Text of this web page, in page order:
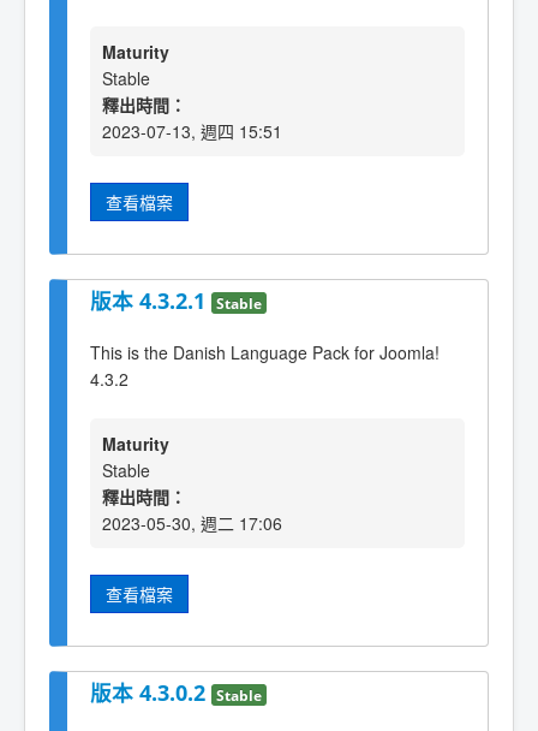
Maturity
Stable
釋出時間：
2023-07-13, 週四 15:51
查看檔案
版本 4.3.2.1 Stable
This is the Danish Language Pack for Joomla!
4.3.2
Maturity
Stable
釋出時間：
2023-05-30, 週二 17:06
查看檔案
版本 4.3.0.2 Stable